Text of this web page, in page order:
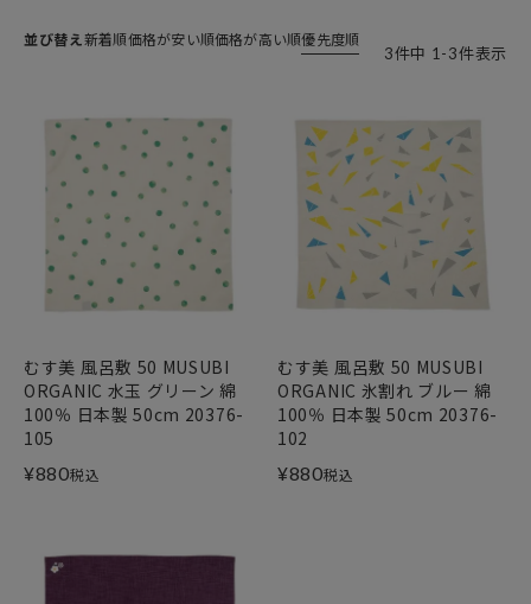
並び替え 新着順価格が安い順価格が高い順優先度順
3件中 1 -3件表示
むす美 風呂敷 50 MUSUBI
ORGANIC 水玉 グリーン 綿
100％ 日本製 50cm 20376-
105
¥880税込
むす美 風呂敷 50 MUSUBI
ORGANIC 氷割れ ブルー 綿
100％ 日本製 50cm 20376-
102
¥880税込